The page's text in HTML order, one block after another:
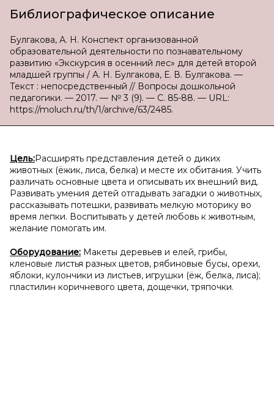
Библиографическое описание
Булгакова, А. Н. Конспект организованной
образовательной деятельности по познавательному
развитию «Экскурсия в осенний лес» для детей второй
младшей группы / А. Н. Булгакова, Е. В. Булгакова. —
Текст : непосредственный // Вопросы дошкольной
педагогики. — 2017. — № 3 (9). — С. 85-88. — URL:
https://moluch.ru/th/1/archive/63/2485.
Цель:Расширять представления детей о диких
животных (ёжик, лиса, белка) и месте их обитания. Учить
различать основные цвета и описывать их внешний вид.
Развивать умения детей отгадывать загадки о животных,
рассказывать потешки, развивать мелкую моторику во
время лепки. Воспитывать у детей любовь к животным,
желание помогать им.
Оборудование: Макеты деревьев и елей, грибы,
кленовые листья разных цветов, рябиновые бусы, орехи,
яблоки, кулончики из листьев, игрушки (ёж, белка, лиса);
пластилин коричневого цвета, дощечки, тряпочки.